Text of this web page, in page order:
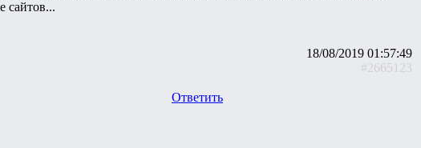
сайтов...
18/08/2019 01:57:49
#2665123
Ответить